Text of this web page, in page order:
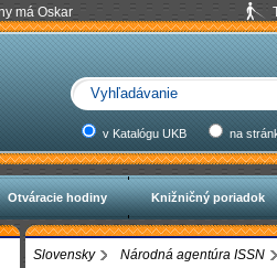
má Oskar
v Katalógu UKB na
Otváracie hodiny Knižničný poriadok
Slovensky Národná agentúra ISSN